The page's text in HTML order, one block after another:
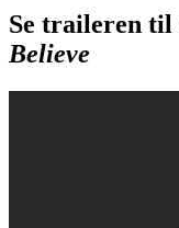
Se traileren til
Believe